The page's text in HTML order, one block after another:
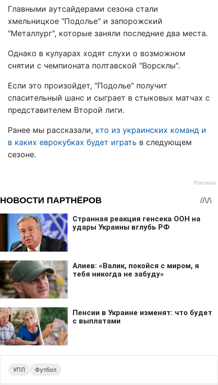
Главными аутсайдерами сезона стали
хмельницкое "Подолье" и запорожский
"Металлург", которые заняли последние два места.
Однако в кулуарах ходят слухи о возможном
снятии с чемпионата полтавской "Ворсклы".
Если это произойдет, "Подолье" получит
спасительный шанс и сыграет в стыковых матчах с
представителем Второй лиги.
Ранее мы рассказали, кто из украинских команд и
в каких еврокубках будет играть в следующем
сезоне.
УПЛ Футбол